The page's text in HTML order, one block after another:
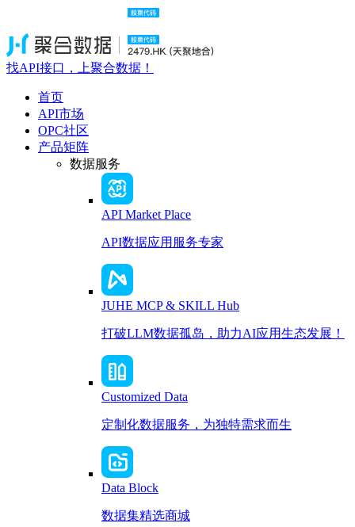
找API接口，上聚合数据！
首页
API市场
OPC社区
产品矩阵
数据服务
API Market Place
API数据应用服务专家
JUHE MCP & SKILL Hub
打破LLM数据孤岛，助力AI应用生态发展！
Customized Data
定制化数据服务，为独特需求而生
Data Block
数据集精选商城